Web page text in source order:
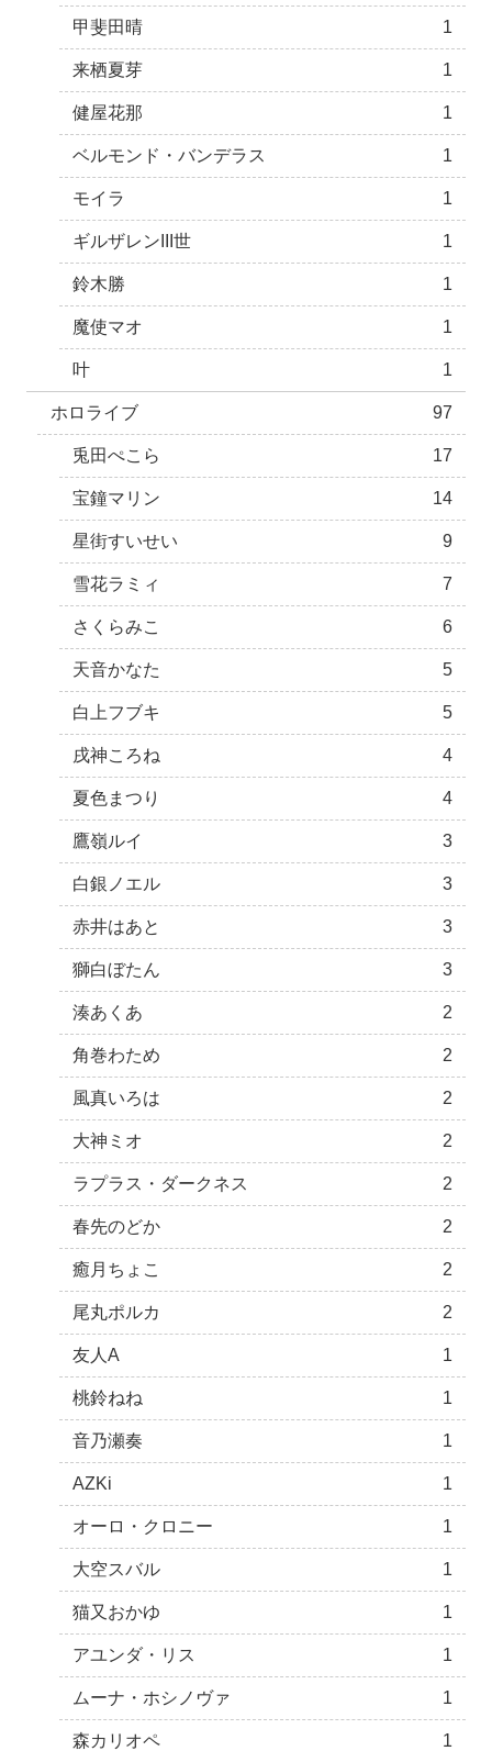
甲斐田晴 1
来栖夏芽 1
健屋花那 1
ベルモンド・バンデラス 1
モイラ 1
ギルザレンIII世 1
鈴木勝 1
魔使マオ 1
叶 1
ホロライブ 97
兎田ぺこら 17
宝鐘マリン 14
星街すいせい 9
雪花ラミィ 7
さくらみこ 6
天音かなた 5
白上フブキ 5
戌神ころね 4
夏色まつり 4
鷹嶺ルイ 3
白銀ノエル 3
赤井はあと 3
獅白ぼたん 3
湊あくあ 2
角巻わため 2
風真いろは 2
大神ミオ 2
ラプラス・ダークネス 2
春先のどか 2
癒月ちょこ 2
尾丸ポルカ 2
友人A 1
桃鈴ねね 1
音乃瀬奏 1
AZKi 1
オーロ・クロニー 1
大空スバル 1
猫又おかゆ 1
アユンダ・リス 1
ムーナ・ホシノヴァ 1
森カリオペ 1